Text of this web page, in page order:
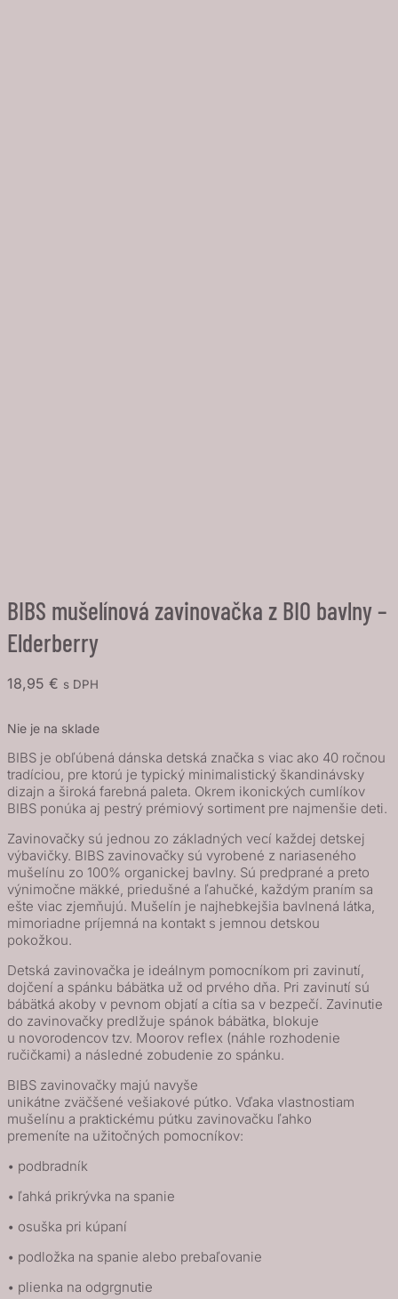
BIBS mušelínová zavinovačka z BIO bavlny –
Elderberry
18,95 € s DPH
Nie je na sklade
BIBS je obľúbená dánska detská značka s viac ako 40 ročnou
tradíciou, pre ktorú je typický minimalistický škandinávsky
dizajn a široká farebná paleta. Okrem ikonických cumlíkov
BIBS ponúka aj pestrý prémiový sortiment pre najmenšie deti.
Zavinovačky sú jednou zo základných vecí každej detskej
výbavičky. BIBS zavinovačky sú vyrobené z nariaseného
mušelínu zo 100% organickej bavlny. Sú predprané a preto
výnimočne mäkké, priedušné a ľahučké, každým praním sa
ešte viac zjemňujú. Mušelín je najhebkejšia bavlnená látka,
mimoriadne príjemná na kontakt s jemnou detskou
pokožkou.
Detská zavinovačka je ideálnym pomocníkom pri zavinutí,
dojčení a spánku bábätka už od prvého dňa. Pri zavinutí sú
bábätká akoby v pevnom objatí a cítia sa v bezpečí. Zavinutie
do zavinovačky predlžuje spánok bábätka, blokuje
u novorodencov tzv. Moorov reflex (náhle rozhodenie
ručičkami) a následné zobudenie zo spánku.
BIBS zavinovačky majú navyše
unikátne zväčšené vešiakové pútko. Vďaka vlastnostiam
mušelínu a praktickému pútku zavinovačku ľahko
premeníte na užitočných pomocníkov:
• podbradník
• ľahká prikrývka na spanie
• osuška pri kúpaní
• podložka na spanie alebo prebaľovanie
• plienka na odgrgnutie